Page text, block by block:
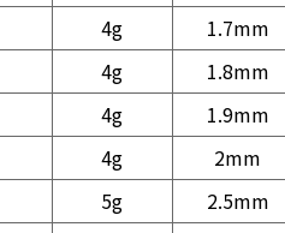
4g 1.7mm
4g 1.8mm
4g 1.9mm
4g 2mm
5g 2.5mm